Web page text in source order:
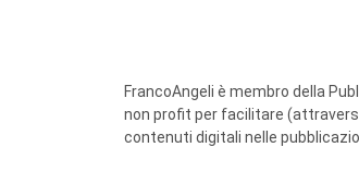
FrancoAngeli è membro della
non profit per facilitare
contenuti digitali nelle